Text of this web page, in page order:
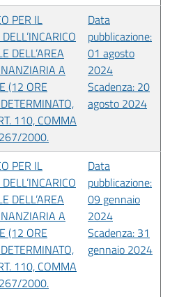
PER IL
DELL’AREA
A
(12 ORE
110, COMMA
267/2000.
Data
pubblicazione:
01 agosto
2024
Scadenza: 20
agosto 2024
PER IL
DELL’AREA
A
(12 ORE
110, COMMA
267/2000.
Data
pubblicazione:
09 gennaio
2024
Scadenza: 31
gennaio 2024